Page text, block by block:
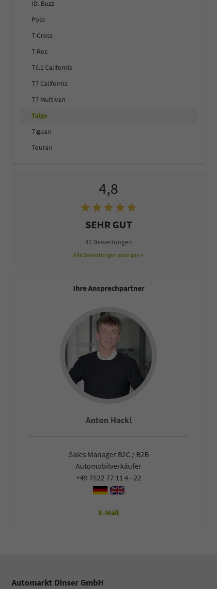
ID. Buzz
Polo
T-Cross
T-Roc
T6.1 California
T7 California
T7 Multivan
Taigo
Tiguan
Touran
4,8
SEHR GUT
42 Bewertungen
Alle Bewertungen anzeigen >
Ihre Ansprechpartner
Falco Heck
Sales Manager B2C / B2B
Automobilverkäufer
+49 7522 77 11 4 - 22
E-Mail
Automarkt Dinser GmbH